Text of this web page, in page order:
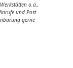
o.ä.,
und Post
gerne